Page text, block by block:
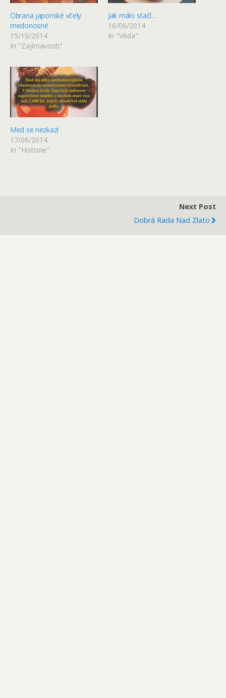
Obrana japonské včely
medonosné
15/10/2014
In "Zajímavosti"
Jak málo stačí…
16/06/2014
In "Věda"
Med se nezkazí
17/06/2014
In "Historie"
Next Post
Dobrá Rada Nad Zlato